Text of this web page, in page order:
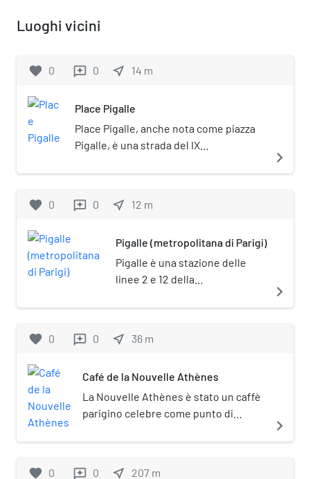
Luoghi vicini
favorite 0 reviews 0 near_me 14 m
Place Pigalle
Place Pigalle, anche nota come piazza
Pigalle, è una strada del IX
navigate_next
favorite 0 reviews 0 near_me 12 m
Pigalle (metropolitana di Parigi)
Pigalle è una stazione delle
linee 2 e 12 della
navigate_next
favorite 0 reviews 0 near_me 36 m
Café de la Nouvelle Athènes
La Nouvelle Athènes è stato un caffè
parigino celebre come punto di
Ottocento. Si trovava al numero 9 di
navigate_next
favorite 0 reviews 0 near_me 207 m